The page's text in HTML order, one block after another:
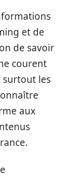
et de
de savoir
courent
surtout les
aux